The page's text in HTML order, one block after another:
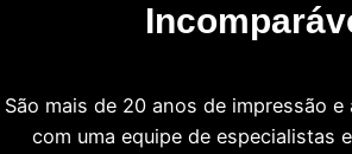
São mais de 20 anos de impressão
com uma equipe de especialistas